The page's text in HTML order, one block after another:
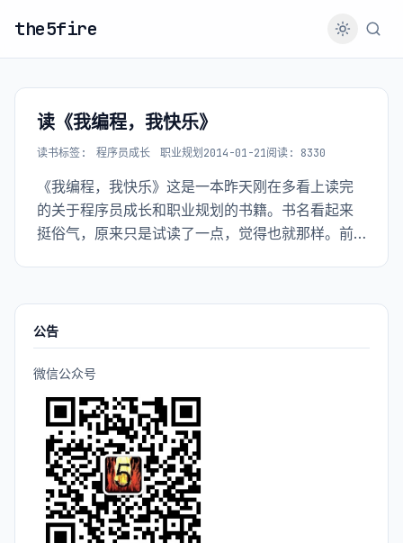
the5fire
读《我编程，我快乐》
读书标签: 程序员成长 职业规划 2014-01-21阅读: 8330
《我编程，我快乐》这是一本昨天刚在多看上读完
的关于程序员成长和职业规划的书籍。书名看起来
挺俗气，原来只是试读了一点，觉得也就那样。前
公告
微信公众号